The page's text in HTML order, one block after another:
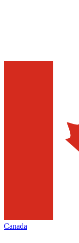
Canada